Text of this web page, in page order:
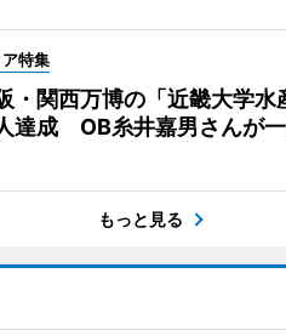
特集
・関西万博の「近畿大学
達成 OB糸井嘉男さんが
もっと見る